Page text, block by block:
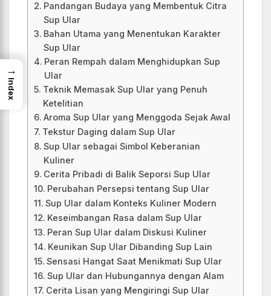
Pandangan Budaya yang Membentuk Citra
Sup Ular
Bahan Utama yang Menentukan Karakter
Sup Ular
Peran Rempah dalam Menghidupkan Sup
Ular
Teknik Memasak Sup Ular yang Penuh
Ketelitian
Aroma Sup Ular yang Menggoda Sejak Awal
Tekstur Daging dalam Sup Ular
Sup Ular sebagai Simbol Keberanian
Kuliner
Cerita Pribadi di Balik Seporsi Sup Ular
Perubahan Persepsi tentang Sup Ular
Sup Ular dalam Konteks Kuliner Modern
Keseimbangan Rasa dalam Sup Ular
Peran Sup Ular dalam Diskusi Kuliner
Keunikan Sup Ular Dibanding Sup Lain
Sensasi Hangat Saat Menikmati Sup Ular
Sup Ular dan Hubungannya dengan Alam
Cerita Lisan yang Mengiringi Sup Ular
→
Index